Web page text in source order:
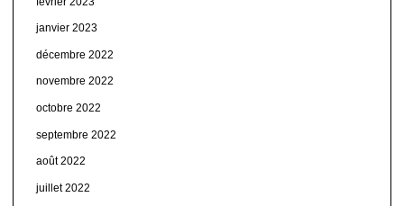
janvier 2023
décembre 2022
novembre 2022
octobre 2022
septembre 2022
août 2022
juillet 2022